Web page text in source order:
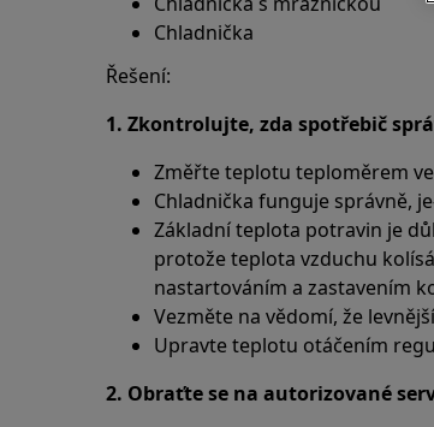
Chladnička
Řešení:
1. Zkontrolujte, zda spotřebič
Změřte teplotu teploměrem
Chladnička funguje správně,
Základní teplota potravin je
protože teplota vzduchu
nastartováním a zastavením
Vezměte na vědomí, že
Upravte teplotu otáčením
2. Obraťte se na autorizované